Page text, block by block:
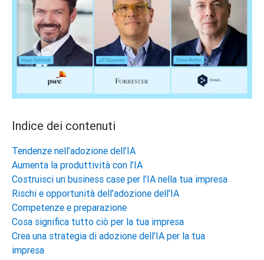
Indice dei contenuti
Tendenze nell’adozione dell’IA
Aumenta la produttività con l’IA
Costruisci un business case per l’IA nella tua impresa
Rischi e opportunità dell’adozione dell’IA
Competenze e preparazione
Cosa significa tutto ciò per la tua impresa
Crea una strategia di adozione dell’IA per la tua
impresa